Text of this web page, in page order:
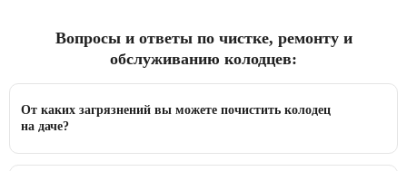
Вопросы и ответы по чистке, ремонту и
обслуживанию колодцев:
От каких загрязнений вы можете почистить колодец
на даче?